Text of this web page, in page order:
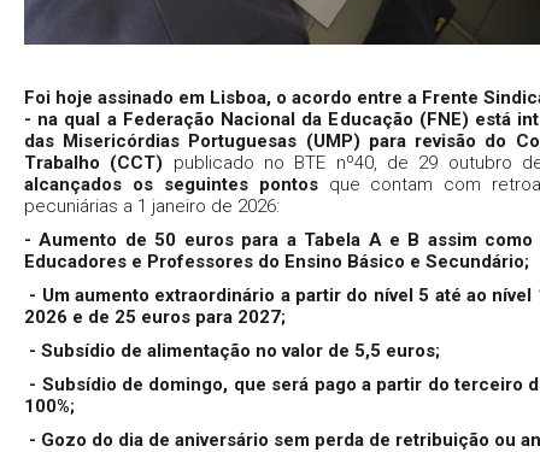
Foi hoje assinado em Lisboa, o acordo entre a Frente
- na qual a Federação Nacional da Educação (FNE) está
das Misericórdias Portuguesas (UMP) para revisão do
Trabalho (CCT) publicado no BTE nº40, de 29 outubro
alcançados os seguintes pontosque contam com
pecuniárias a 1 janeiro de 2026:
- Aumento de 50 euros para a Tabela A e B assim como
Educadores e Professores do Ensino Básico e Secundário;
- Um aumento extraordinário a partir do nível 5 até ao nível
2026 e de 25 euros para 2027;
- Subsídio de alimentação no valor de 5,5 euros;
- Subsídio de domingo, que será pago a partir do terceiro
100%;
- Gozo do dia de aniversário sem perda de retribuição ou